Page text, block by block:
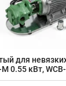
для
0.55 кВт,